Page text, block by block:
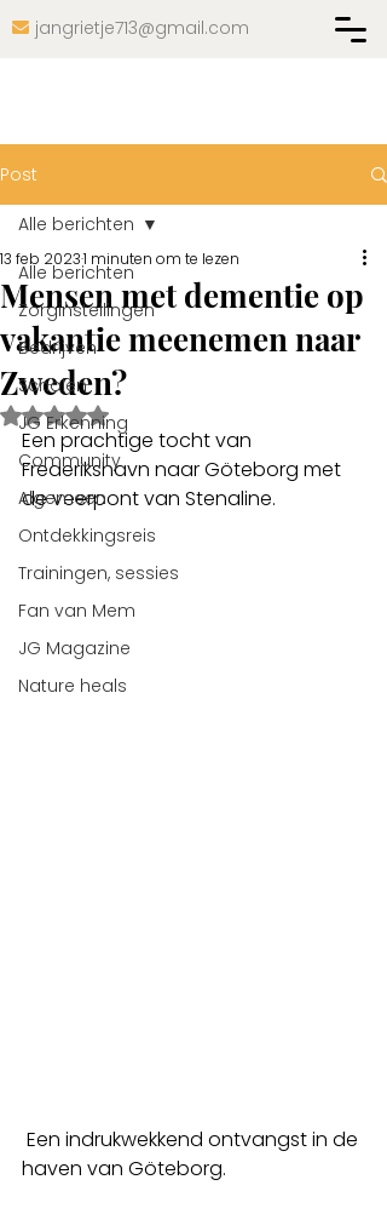
 jangrietje713@gmail.com
Post
Alle berichten
Zorginstellingen
Bedrijven
Scholen
JG Erkenning
Community
Algemeen
Ontdekkingsreis
Trainingen, sessies
Fan van Mem
JG Magazine
Nature heals
Alle berichten
Mensen met dementie op
vakantie meenemen naar
Zweden?
13 feb 20231 minuten om te lezen
Beoordeeld met NaN uit 5 sterren.
Een prachtige tocht van
Frederikshavn naar Göteborg met
de veerpont van Stenaline.
haven van Göteborg.